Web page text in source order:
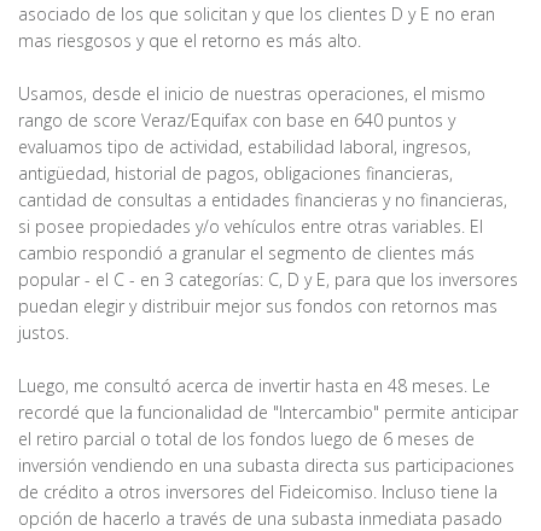
asociado de los que solicitan y que los clientes D y E no eran
mas riesgosos y que el retorno es más alto.
Usamos, desde el inicio de nuestras operaciones, el mismo
rango de score Veraz/Equifax con base en 640 puntos y
evaluamos tipo de actividad, estabilidad laboral, ingresos,
antigüedad, historial de pagos, obligaciones financieras,
cantidad de consultas a entidades financieras y no financieras,
si posee propiedades y/o vehículos entre otras variables. El
cambio respondió a granular el segmento de clientes más
popular - el C - en 3 categorías: C, D y E, para que los inversores
puedan elegir y distribuir mejor sus fondos con retornos mas
justos.
Luego, me consultó acerca de invertir hasta en 48 meses. Le
recordé que la funcionalidad de "Intercambio" permite anticipar
el retiro parcial o total de los fondos luego de 6 meses de
inversión vendiendo en una subasta directa sus participaciones
de crédito a otros inversores del Fideicomiso. Incluso tiene la
opción de hacerlo a través de una subasta inmediata pasado